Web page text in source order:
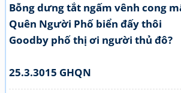
Bỗng dưng tắt ngấm vênh cong
Quên Người Phố biển đấy thôi
Goodby phố thị ơi người thủ đô?
25.3.3015 GHQN